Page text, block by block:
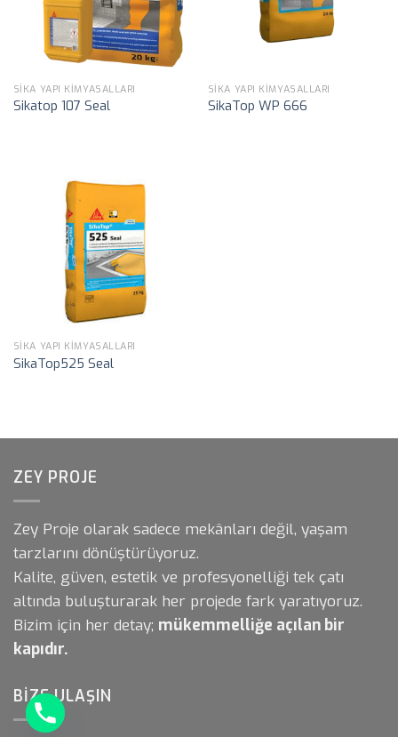
SIKA YAPI KIMYASALLARI
Sikatop 107 Seal
SIKA YAPI KIMYASALLARI
SikaTop WP 666
SIKA YAPI KIMYASALLARI
SikaTop525 Seal
ZEY PROJE
Zey Proje olarak sadece mekânları değil, yaşam
tarzlarını dönüştürüyoruz.
Kalite, güven, estetik ve profesyonelliği tek çatı
altında buluşturarak her projede fark yaratıyoruz.
Bizim için her detay; mükemmelliğe açılan bir
kapıdır.
BIZE ULAŞIN